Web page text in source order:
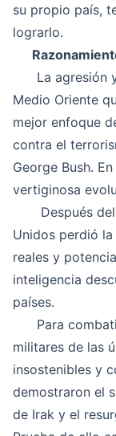
su propio país,
lograrlo.
La agresión
Medio Oriente
mejor enfoque
contra el
George Bush.
vertiginosa
Después del
Unidos perdió
reales y
inteligencia
países.
Para combatir
militares de las
insostenibles y
demostraron el
de Irak y el